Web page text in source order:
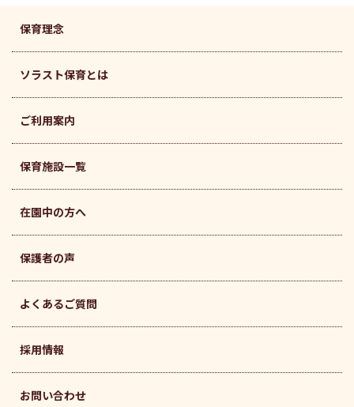
保育理念
ソラスト保育とは
ご利用案内
保育施設一覧
在園中の方へ
保護者の声
よくあるご質問
採用情報
お問い合わせ